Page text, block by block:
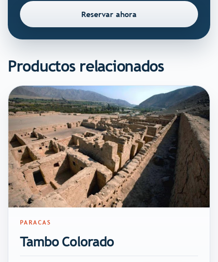
Reservar ahora
Productos relacionados
PARACAS
Tambo Colorado